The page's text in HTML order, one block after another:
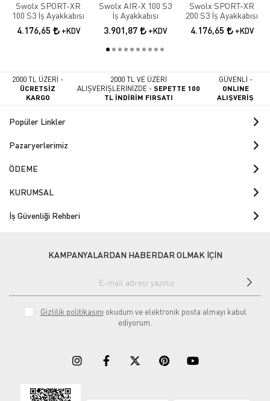
Swolx SPORT-XR
100 S3 İş Ayakkabısı
4.176,65 +KDV
Swolx AIR-X 100 S3
İş Ayakkabısı
3.901,87 +KDV
Swolx SPORT-XR
200 S3 İş Ayakkabısı
4.176,65 +KDV
2000 TL ÜZERİ -
ÜCRETSİZ
KARGO
2000 TL VE ÜZERİ
ALIŞVERİŞLERİNİZDE -SEPETTE 100
TL İNDİRİM FIRSATI
GÜVENLİ -
ONLINE
ALIŞVERİŞ
Popüler Linkler
Pazaryerlerimiz
ÖDEME
KURUMSAL
İş Güvenliği Rehberi
KAMPANYALARDAN HABERDAR OLMAK İÇİN
Gizlilik politikasını okudum ve elektronik posta almayı kabul
ediyorum.